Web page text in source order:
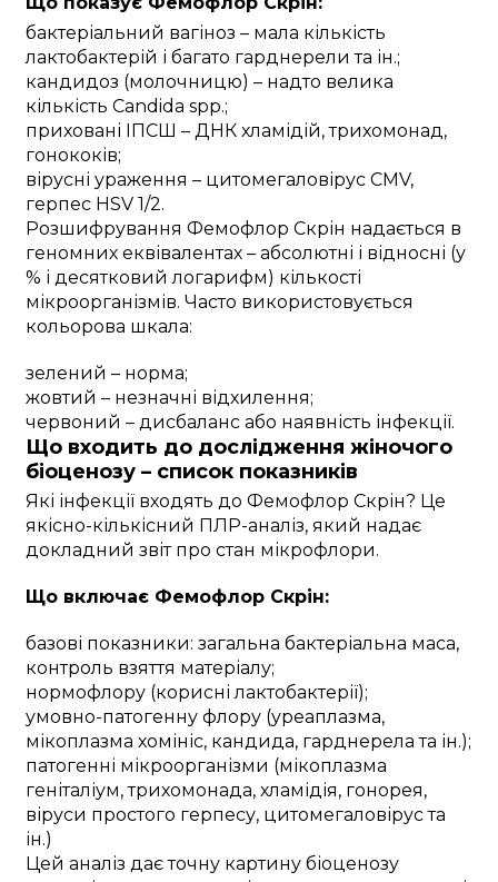
бактеріальний вагіноз – мала кількість
лактобактерій і багато гарднерели та ін.;
кандидоз (молочницю) – надто велика
кількість Candida spp.;
приховані ІПСШ – ДНК хламідій, трихомонад,
гонококів;
вірусні ураження – цитомегаловірус CMV,
герпес HSV 1/2.
Розшифрування Фемофлор Скрін надається в
геномних еквівалентах – абсолютні і відносні (у
% і десятковий логарифм) кількості
мікроорганізмів. Часто використовується
кольорова шкала:
зелений – норма;
жовтий – незначні відхилення;
червоний – дисбаланс або наявність інфекції.
Що входить до дослідження жіночого
біоценозу – список показників
Які інфекції входять до Фемофлор Скрін? Це
якісно-кількісний ПЛР-аналіз, який надає
докладний звіт про стан мікрофлори.
Що включає Фемофлор Скрін:
базові показники: загальна бактеріальна маса,
контроль взяття матеріалу;
нормофлору (корисні лактобактерії);
умовно-патогенну флору (уреаплазма,
мікоплазма хомініс, кандида, гарднерела та ін.);
патогенні мікроорганізми (мікоплазма
геніталіум, трихомонада, хламідія, гонорея,
віруси простого герпесу, цитомегаловірус та
ін.)
Цей аналіз дає точну картину біоценозу